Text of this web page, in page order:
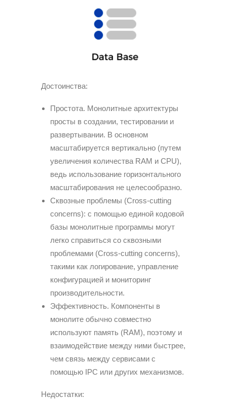
Достоинства:
Простота. Монолитные архитектуры
просты в создании, тестировании и
развертывании. В основном
масштабируется вертикально (путем
увеличения количества RAM и CPU),
ведь использование горизонтального
масштабирования не целесообразно.
Сквозные проблемы (Cross-cutting
concerns): с помощью единой кодовой
базы монолитные программы могут
легко справиться со сквозными
проблемами (Cross-cutting concerns),
такими как логирование, управление
конфигурацией и мониторинг
производительности.
Эффективность. Компоненты в
монолите обычно совместно
используют память (RAM), поэтому и
взаимодействие между ними быстрее,
чем связь между сервисами с
помощью IPC или других механизмов.
Недостатки: